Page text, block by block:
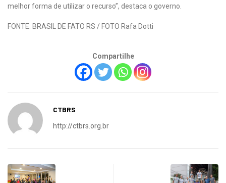
melhor forma de utilizar o recurso”, destaca o governo.
FONTE: BRASIL DE FATO RS / FOTO Rafa Dotti
Compartilhe
CTBRS
http://ctbrs.org.br